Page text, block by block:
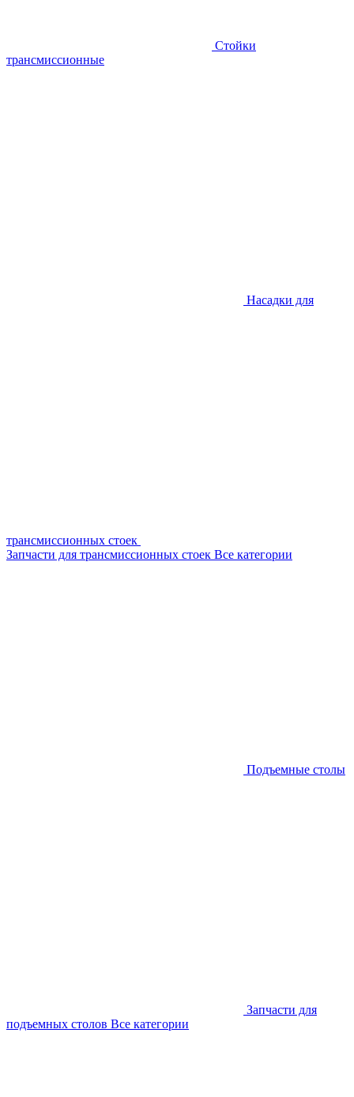
Стойки
трансмиссионные
Насадки для
трансмиссионных стоек
Запчасти для трансмиссионных стоек Все категории
Подъемные столы
Запчасти для
подъемных столов Все категории